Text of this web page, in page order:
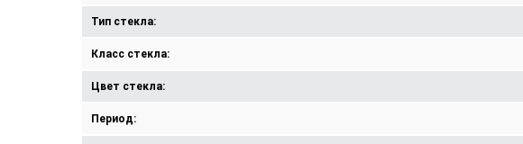
Тип стекла:
Класс стекла:
Цвет стекла:
Период: